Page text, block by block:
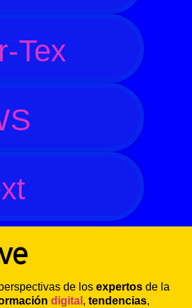
Tex
de los expertos de la
digital , tendencias,